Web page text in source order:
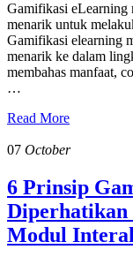
Gamifikasi eLearning
menarik untuk
Gamifikasi elearning
menarik ke dalam
membahas manfaat,
…
Read More
07 October
6 Prinsip
Diperhatikan
Modul